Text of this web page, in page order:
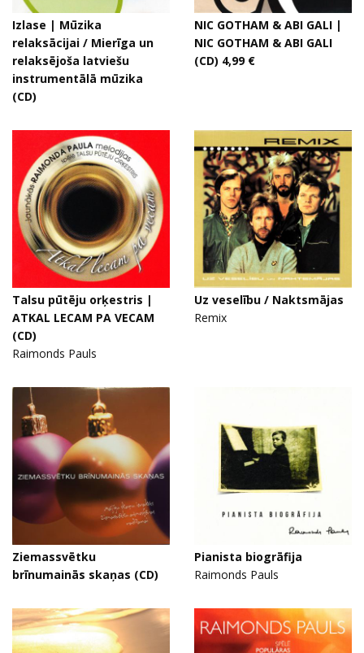
Izlase | Mūzika
relaksācijai / Mierīga un
relaksējoša latviešu
instrumentālā mūzika
(CD)
NIC GOTHAM & ABI GALI |
NIC GOTHAM & ABI GALI
(CD) 4,99 €
Talsu pūtēju orķestris |
ATKAL LECAM PA VECAM
(CD)
Raimonds Pauls
Uz veselību / Naktsmājas
Remix
Ziemassvētku
brīnumainās skaņas (CD)
Pianista biogrāfija
Raimonds Pauls